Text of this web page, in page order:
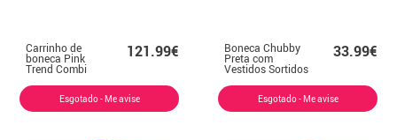
Carrinho de
boneca Pink
Trend Combi
121.99€
Esgotado - Me avise
Boneca Chubby
Preta com
Vestidos Sortidos
33.99€
Esgotado - Me avise